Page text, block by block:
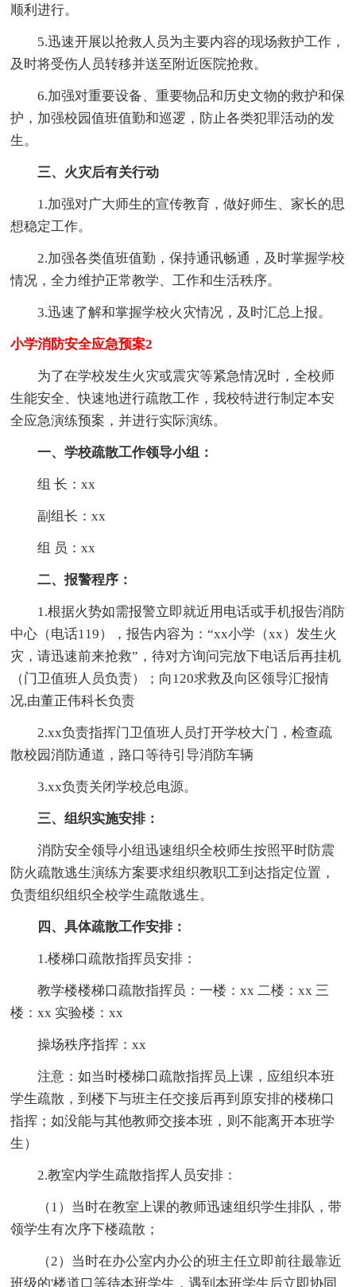
顺利进行。
5.迅速开展以抢救人员为主要内容的现场救护工作，
及时将受伤人员转移并送至附近医院抢救。
6.加强对重要设备、重要物品和历史文物的救护和保
护，加强校园值班值勤和巡逻，防止各类犯罪活动的发
生。
三、火灾后有关行动
1.加强对广大师生的宣传教育，做好师生、家长的思
想稳定工作。
2.加强各类值班值勤，保持通讯畅通，及时掌握学校
情况，全力维护正常教学、工作和生活秩序。
3.迅速了解和掌握学校火灾情况，及时汇总上报。
小学消防安全应急预案2
为了在学校发生火灾或震灾等紧急情况时，全校师
生能安全、快速地进行疏散工作，我校特进行制定本安
全应急演练预案，并进行实际演练。
一、学校疏散工作领导小组：
组 长：xx
副组长：xx
组 员：xx
二、报警程序：
1.根据火势如需报警立即就近用电话或手机报告消防
中心（电话119），报告内容为：“xx小学（xx）发生火
灾，请迅速前来抢救”，待对方询问完放下电话后再挂机
（门卫值班人员负责）；向120求救及向区领导汇报情
况,由董正伟科长负责
2.xx负责指挥门卫值班人员打开学校大门，检查疏
散校园消防通道，路口等待引导消防车辆
3.xx负责关闭学校总电源。
三、组织实施安排：
消防安全领导小组迅速组织全校师生按照平时防震
防火疏散逃生演练方案要求组织教职工到达指定位置，
负责组织组织全校学生疏散逃生。
四、具体疏散工作安排：
1.楼梯口疏散指挥员安排：
教学楼楼梯口疏散指挥员：一楼：xx 二楼：xx 三
楼：xx 实验楼：xx
操场秩序指挥：xx
注意：如当时楼梯口疏散指挥员上课，应组织本班
学生疏散，到楼下与班主任交接后再到原安排的楼梯口
指挥；如没能与其他教师交接本班，则不能离开本班学
生）
2.教室内学生疏散指挥人员安排：
（1）当时在教室上课的教师迅速组织学生排队，带
领学生有次序下楼疏散；
（2）当时在办公室内办公的班主任立即前往最靠近
班级的'楼道口等待本班学生，遇到本班学生后立即协同